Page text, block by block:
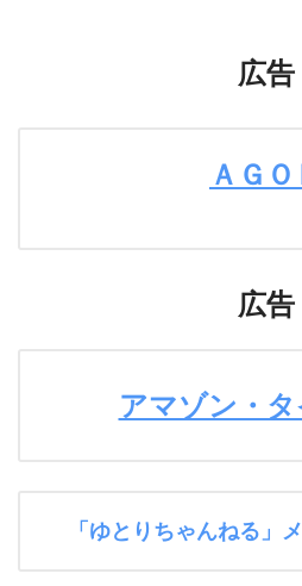
広告
ＡＧＯ
広告
アマゾン・
「ゆとりちゃんねる」